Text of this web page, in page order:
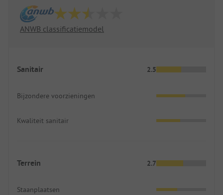
ANWB classificatiemodel
Sanitair 2.5
Bijzondere voorzieningen
Kwaliteit sanitair
Terrein 2.7
Staanplaatsen